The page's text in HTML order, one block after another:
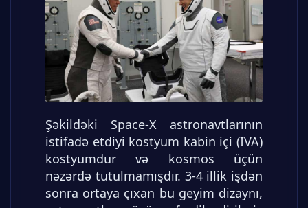
Şəkildəki Space-X astronavtlarının
istifadə etdiyi kostyum kabin içi (IVA)
kostyumdur və kosmos üçün
nəzərdə tutulmamışdır. 3-4 illik işdən
sonra ortaya çıxan bu geyim dizaynı,